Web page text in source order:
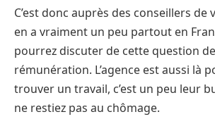
C’est donc auprès des conseillers de
en a vraiment un peu partout en
pourrez discuter de cette question
rémunération. L’agence est aussi là
trouver un travail, c’est un peu leur
ne restiez pas au chômage.